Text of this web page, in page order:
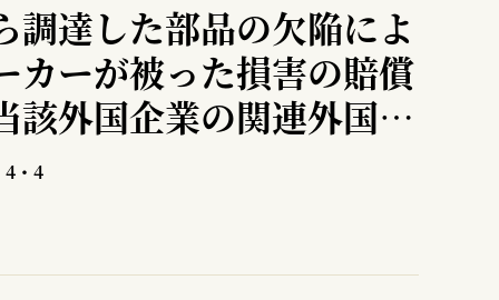
調達した部品の欠陥によ
カーが被った損害の賠償
該外国企業の関連外国会
賠償請求訴訟の国際裁
・4